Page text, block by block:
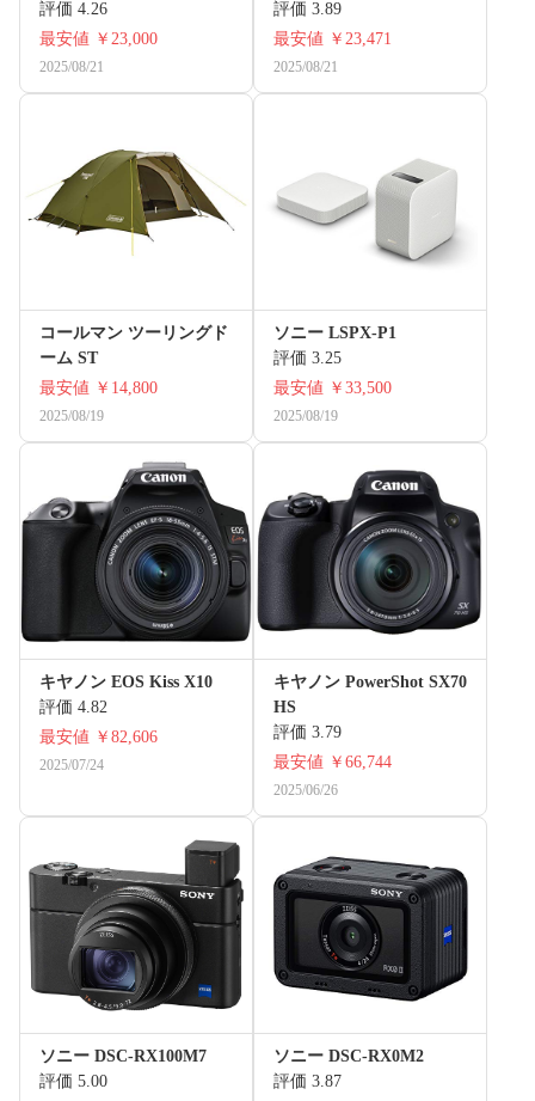
評価 4.26
最安値 ￥23,000
2025/08/21
評価 3.89
最安値 ￥23,471
2025/08/21
コールマン ツーリングド
ーム ST
最安値 ￥14,800
2025/08/19
ソニー LSPX-P1
評価 3.25
最安値 ￥33,500
2025/08/19
キヤノン EOS Kiss X10
評価 4.82
最安値 ￥82,606
2025/07/24
キヤノン PowerShot SX70
HS
評価 3.79
最安値 ￥66,744
2025/06/26
ソニー DSC-RX100M7
評価 5.00
ソニー DSC-RX0M2
評価 3.87